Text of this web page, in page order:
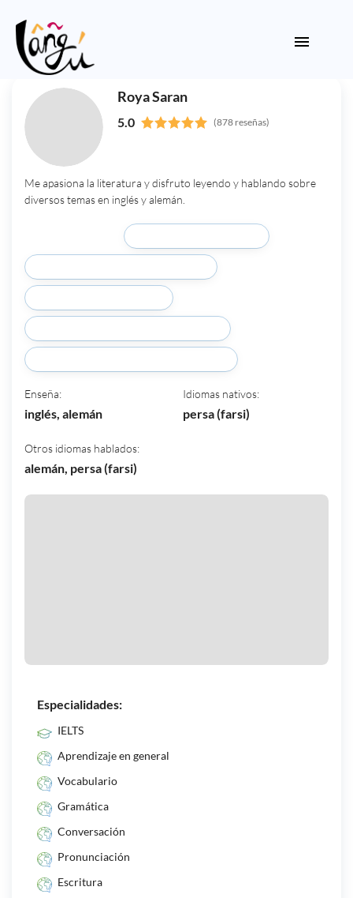
Roya Saran
5.0 (878 reseñas)
Me apasiona la literatura y disfruto leyendo y hablando sobre
diversos temas en inglés y alemán.
Enseña:
inglés, alemán
Idiomas nativos:
persa (farsi)
Otros idiomas hablados:
alemán, persa (farsi)
Especialidades:
IELTS
Aprendizaje en general
Vocabulario
Gramática
Conversación
Pronunciación
Escritura